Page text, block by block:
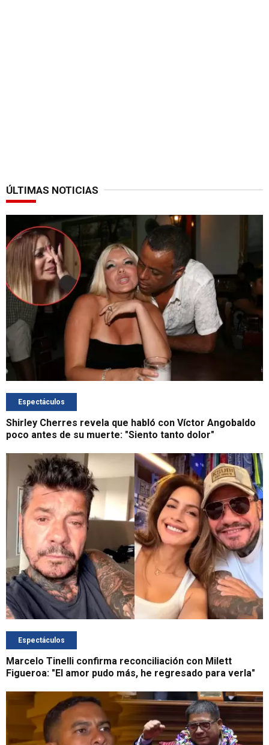
ÚLTIMAS NOTICIAS
Espectáculos
Shirley Cherres revela que habló con Víctor Angobaldo
poco antes de su muerte: "Siento tanto dolor"
Espectáculos
Marcelo Tinelli confirma reconciliación con Milett
Figueroa: "El amor pudo más, he regresado para verla"